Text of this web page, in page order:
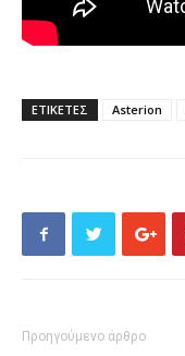
ΕΤΙΚΕΤΕΣ Asterion
Προηγούμενο άρθρο